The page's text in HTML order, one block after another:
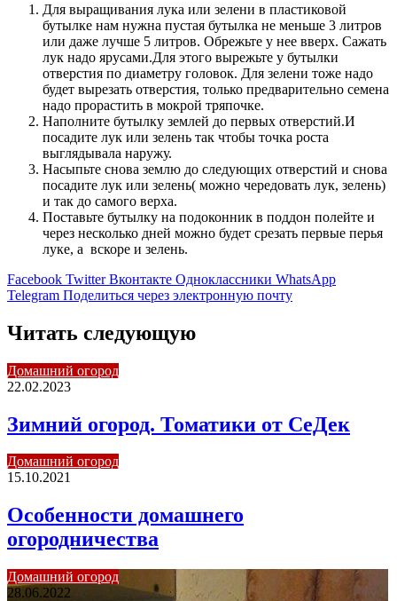
Для выращивания лука или зелени в пластиковой
бутылке нам нужна пустая бутылка не меньше 3 литров
или даже лучше 5 литров. Обрежьте у нее вверх. Сажать
лук надо ярусами.Для этого вырежьте у бутылки
отверстия по диаметру головок. Для зелени тоже надо
будет вырезать отверстия, только предварительно семена
надо прорастить в мокрой тряпочке.
Наполните бутылку землей до первых отверстий.И
посадите лук или зелень так чтобы точка роста
выглядывала наружу.
Насыпьте снова землю до следующих отверстий и снова
посадите лук или зелень( можно чередовать лук, зелень)
и так до самого верха.
Поставьте бутылку на подоконник в поддон полейте и
через несколько дней можно будет срезать первые перья
луке, а вскоре и зелень.
Facebook Twitter Вконтакте Одноклассники WhatsApp
Telegram Поделиться через электронную почту
Читать следующую
Домашний огород
22.02.2023
Зимний огород. Томатики от СеДек
Домашний огород
15.10.2021
Особенности домашнего
огородничества
Домашний огород
28.06.2022